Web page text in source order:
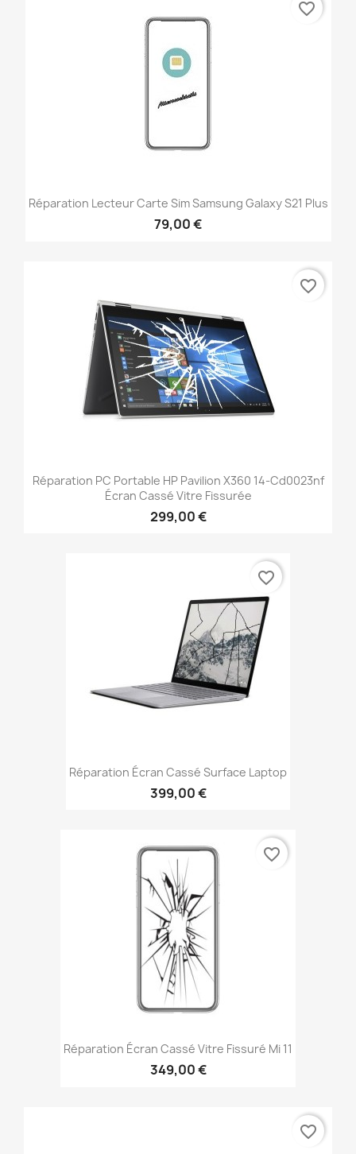
Réparation Lecteur Carte Sim Samsung Galaxy S21 Plus
79,00 €
favorite_border
Réparation PC Portable HP Pavilion X360 14-Cd0023nf
Écran Cassé Vitre Fissurée
299,00 €
favorite_border
Réparation Écran Cassé Surface Laptop
399,00 €
favorite_border
Réparation Écran Cassé Vitre Fissuré Mi 11
349,00 €
favorite_border
favorite_border